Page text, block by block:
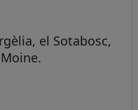
el Sotabosc,